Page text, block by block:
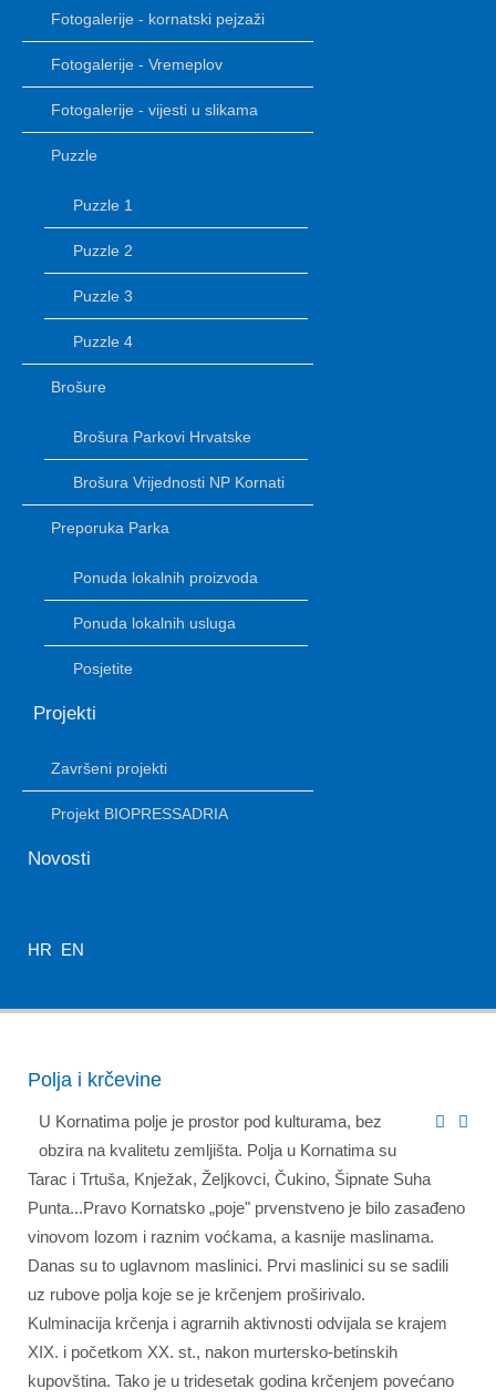
Fotogalerije - kornatski pejzaži
Fotogalerije - Vremeplov
Fotogalerije - vijesti u slikama
Puzzle
Puzzle 1
Puzzle 2
Puzzle 3
Puzzle 4
Brošure
Brošura Parkovi Hrvatske
Brošura Vrijednosti NP Kornati
Preporuka Parka
Ponuda lokalnih proizvoda
Ponuda lokalnih usluga
Posjetite
Projekti
Završeni projekti
Projekt BIOPRESSADRIA
Novosti
HR EN
Polja i krčevine
U Kornatima polje je prostor pod kulturama, bez
obzira na kvalitetu zemljišta. Polja u Kornatima su
Tarac i Trtuša, Knježak, Željkovci, Čukino, Šipnate Suha
Punta...Pravo Kornatsko „poje" prvenstveno je bilo zasađeno
vinovom lozom i raznim voćkama, a kasnije maslinama.
Danas su to uglavnom maslinici. Prvi maslinici su se sadili
uz rubove polja koje se je krčenjem proširivalo.
Kulminacija krčenja i agrarnih aktivnosti odvijala se krajem
XIX. i početkom XX. st., nakon murtersko-betinskih
kupovština. Tako je u tridesetak godina krčenjem povećano